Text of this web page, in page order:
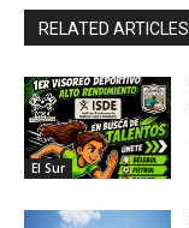
RELATED ARTICLES
El Sur